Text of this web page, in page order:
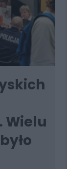
Wielu